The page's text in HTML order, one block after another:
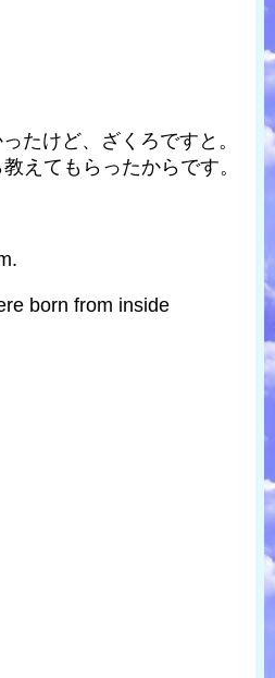
たけど、ざくろですと。
えてもらったからです。
born from inside